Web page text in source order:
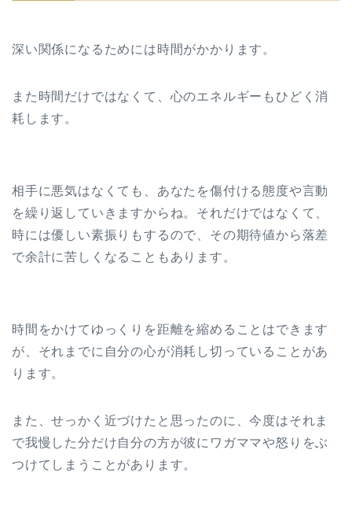
深い関係になるためには時間がかかります。
また時間だけではなくて、心のエネルギーもひどく消
耗します。
相手に悪気はなくても、あなたを傷付ける態度や言動
を繰り返していきますからね。それだけではなくて、
時には優しい素振りもするので、その期待値から落差
で余計に苦しくなることもあります。
時間をかけてゆっくりを距離を縮めることはできます
が、それまでに自分の心が消耗し切っていることがあ
ります。
また、せっかく近づけたと思ったのに、今度はそれま
で我慢した分だけ自分の方が彼にワガママや怒りをぶ
つけてしまうことがあります。